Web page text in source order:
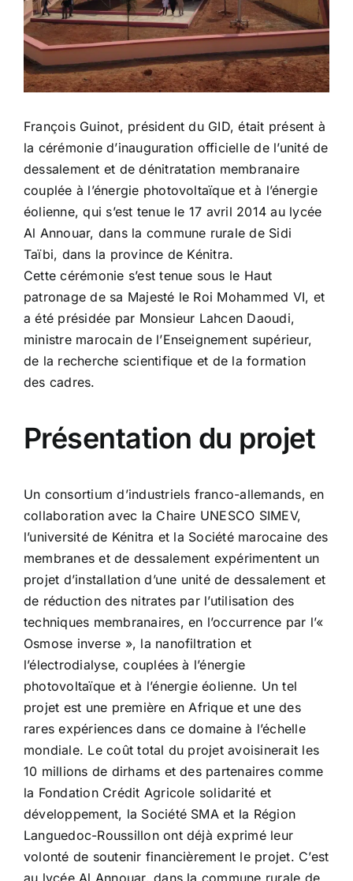
François Guinot, président du GID, était présent à
la cérémonie d’inauguration officielle de l’unité de
dessalement et de dénitratation membranaire
couplée à l’énergie photovoltaïque et à l’énergie
éolienne, qui s’est tenue le 17 avril 2014 au lycée
Al Annouar, dans la commune rurale de Sidi
Taïbi, dans la province de Kénitra.
Cette cérémonie s’est tenue sous le Haut
patronage de sa Majesté le Roi Mohammed VI, et
a été présidée par Monsieur Lahcen Daoudi,
ministre marocain de l’Enseignement supérieur,
de la recherche scientifique et de la formation
des cadres.
Présentation du projet
Un consortium d’industriels franco-allemands, en
collaboration avec la Chaire UNESCO SIMEV,
l’université de Kénitra et la Société marocaine des
membranes et de dessalement expérimentent un
projet d’installation d’une unité de dessalement et
de réduction des nitrates par l’utilisation des
techniques membranaires, en l’occurrence par l’«
Osmose inverse », la nanofiltration et
l’électrodialyse, couplées à l’énergie
photovoltaïque et à l’énergie éolienne. Un tel
projet est une première en Afrique et une des
rares expériences dans ce domaine à l’échelle
mondiale. Le coût total du projet avoisinerait les
10 millions de dirhams et des partenaires comme
la Fondation Crédit Agricole solidarité et
développement, la Société SMA et la Région
Languedoc-Roussillon ont déjà exprimé leur
volonté de soutenir financièrement le projet. C’est
au lycée Al Annouar, dans la commune rurale de